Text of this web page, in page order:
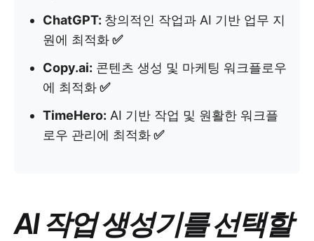
ChatGPT: 창의적인 작업과 AI 기반 업무 지
원에 최적화✅
Copy.ai: 콘텐츠 생성 및 마케팅 워크플로우
에 최적화✅
TimeHero: AI 기반 작업 및 원활한 워크플
로우 관리에 최적화✅
AI 작업 생성기를 선택할